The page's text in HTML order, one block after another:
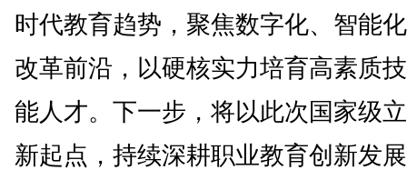
时代教育趋势，聚焦数字化、智能
改革前沿，以硬核实力培育高素质
能人才。下一步，将以此次国家级
新起点，持续深耕职业教育创新发